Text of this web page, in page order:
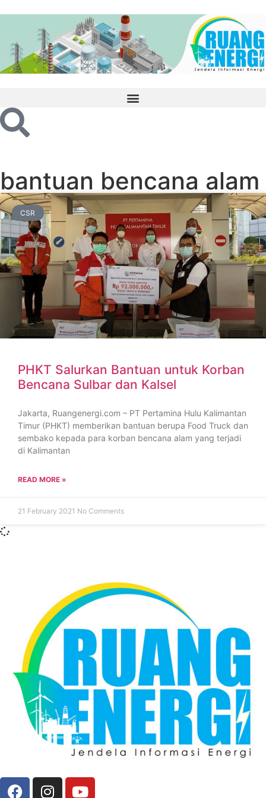
bantuan bencana alam
CSR
PHKT Salurkan Bantuan untuk Korban
Bencana Sulbar dan Kalsel
Jakarta, Ruangenergi.com – PT Pertamina Hulu Kalimantan
Timur (PHKT) memberikan bantuan berupa Food Truck dan
sembako kepada para korban bencana alam yang terjadi
di Kalimantan
READ MORE »
21 February 2021 No Comments